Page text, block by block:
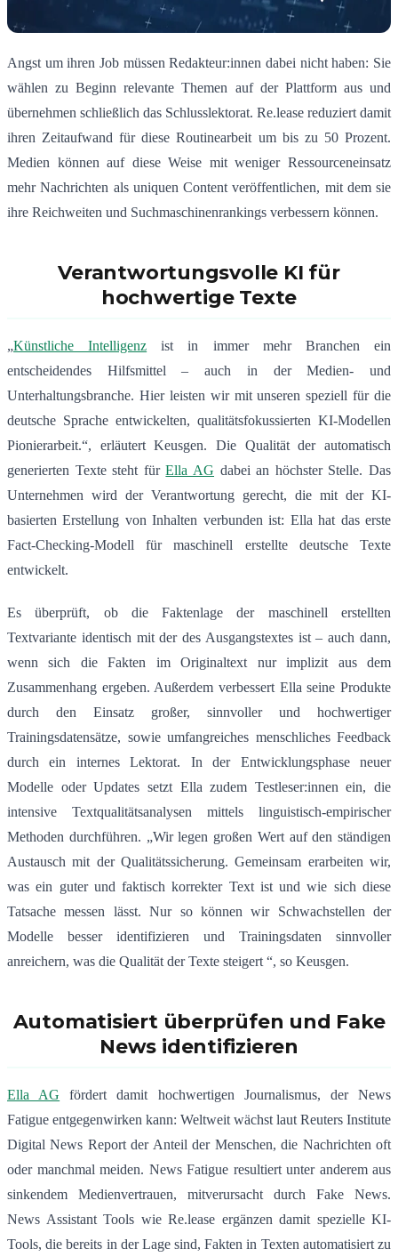
Angst um ihren Job müssen Redakteur:innen dabei nicht haben: Sie
wählen zu Beginn relevante Themen auf der Plattform aus und
übernehmen schließlich das Schlusslektorat. Re.lease reduziert damit
ihren Zeitaufwand für diese Routinearbeit um bis zu 50 Prozent.
Medien können auf diese Weise mit weniger Ressourceneinsatz
mehr Nachrichten als uniquen Content veröffentlichen, mit dem sie
ihre Reichweiten und Suchmaschinenrankings verbessern können.
Verantwortungsvolle KI für
hochwertige Texte
„Künstliche Intelligenz ist in immer mehr Branchen ein
entscheidendes Hilfsmittel – auch in der Medien- und
Unterhaltungsbranche. Hier leisten wir mit unseren speziell für die
deutsche Sprache entwickelten, qualitätsfokussierten KI-Modellen
Pionierarbeit.“, erläutert Keusgen. Die Qualität der automatisch
generierten Texte steht fürElla AG dabei an höchster Stelle. Das
Unternehmen wird der Verantwortung gerecht, die mit der KI-
basierten Erstellung von Inhalten verbunden ist: Ella hat das erste
Fact-Checking-Modell für maschinell erstellte deutsche Texte
entwickelt.
Es überprüft, ob die Faktenlage der maschinell erstellten
Textvariante identisch mit der des Ausgangstextes ist – auch dann,
wenn sich die Fakten im Originaltext nur implizit aus dem
Zusammenhang ergeben. Außerdem verbessert Ella seine Produkte
durch den Einsatz großer, sinnvoller und hochwertiger
Trainingsdatensätze, sowie umfangreiches menschliches Feedback
durch ein internes Lektorat. In der Entwicklungsphase neuer
Modelle oder Updates setzt Ella zudem Testleser:innen ein, die
intensive Textqualitätsanalysen mittels linguistisch-empirischer
Methoden durchführen. „Wir legen großen Wert auf den ständigen
Austausch mit der Qualitätssicherung. Gemeinsam erarbeiten wir,
was ein guter und faktisch korrekter Text ist und wie sich diese
Tatsache messen lässt. Nur so können wir Schwachstellen der
Modelle besser identifizieren und Trainingsdaten sinnvoller
anreichern, was die Qualität der Texte steigert “, so Keusgen.
Automatisiert überprüfen und Fake
News identifizieren
Ella AG fördert damit hochwertigen Journalismus, der News
Fatigue entgegenwirken kann: Weltweit wächst laut Reuters Institute
Digital News Report der Anteil der Menschen, die Nachrichten oft
oder manchmal meiden. News Fatigue resultiert unter anderem aus
sinkendem Medienvertrauen, mitverursacht durch Fake News.
News Assistant Tools wie Re.lease ergänzen damit spezielle KI-
Tools, die bereits in der Lage sind, Fakten in Texten automatisiert zu